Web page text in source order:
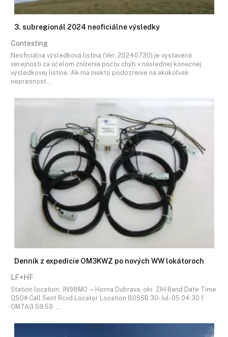
3. subregionál 2024 neoficiálne výsledky
Contesting
Neoficiálna výsledková listina (Ver. 20240730) je vystavená
verejnosti za účelom zníženia počtu chýb v následnej konečnej
výsledkovej listine. Ak ma niekto podozrenie na akúkoľvek
nepresnosť…
Denník z expedície OM3KWZ po nových WW lokátoroch
LF+HF
Station location: JN98MO — Horna Dubrava, okr. ZIH Band Date Time
QSO# Call Sent Rcvd Locator Location 80SSB 30-Jul-05 04:30 1
OM7AG 59 59 …